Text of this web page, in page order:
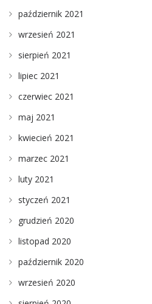
październik 2021
wrzesień 2021
sierpień 2021
lipiec 2021
czerwiec 2021
maj 2021
kwiecień 2021
marzec 2021
luty 2021
styczeń 2021
grudzień 2020
listopad 2020
październik 2020
wrzesień 2020